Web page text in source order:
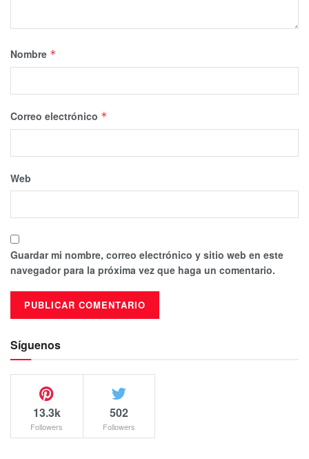
Nombre *
Correo electrónico *
Web
Guardar mi nombre, correo electrónico y sitio web en este
navegador para la próxima vez que haga un comentario.
Síguenos
13.3k
Followers
502
Followers